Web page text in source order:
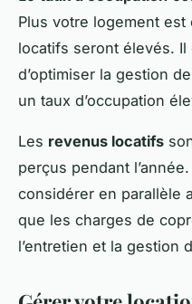
Plus votre logement
locatifs seront élevés.
d’optimiser la gestion
un taux d’occupation
Les revenus locatifs
perçus pendant
considérer en parallèle
que les charges de
l’entretien et la gestion